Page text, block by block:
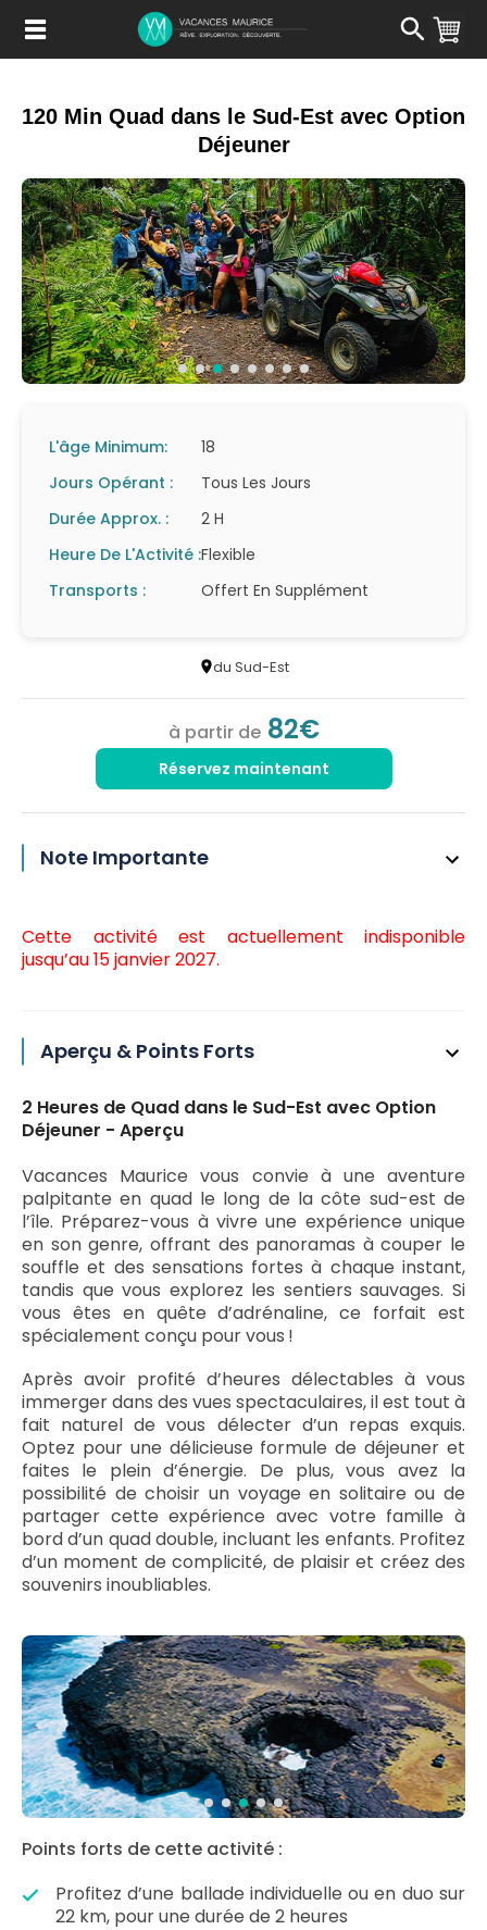
Contenu
120 Min Quad dans le Sud-Est avec Option
Déjeuner
L'âge Minimum:
18
Jours Opérant :
Tous Les Jours
Durée Approx. :
2 H
Heure De L'Activité :Flexible
Transports :
Offert En Supplément
du Sud-Est
à partir de 82€
Réservez maintenant
Note Importante
Cette activité est actuellement indisponible
jusqu’au 15 janvier 2027.
Aperçu & Points Forts
2 Heures de Quad dans le Sud-Est avec Option
Déjeuner - Aperçu
Vacances Maurice vous convie à une aventure
palpitante en quad le long de la côte sud-est de
l’île. Préparez-vous à vivre une expérience unique
en son genre, offrant des panoramas à couper le
souffle et des sensations fortes à chaque instant,
tandis que vous explorez les sentiers sauvages. Si
vous êtes en quête d’adrénaline, ce forfait est
spécialement conçu pour vous !
Après avoir profité d’heures délectables à vous
immerger dans des vues spectaculaires, il est tout à
fait naturel de vous délecter d’un repas exquis.
Optez pour une délicieuse formule de déjeuner et
faites le plein d’énergie. De plus, vous avez la
possibilité de choisir un voyage en solitaire ou de
partager cette expérience avec votre famille à
bord d’un quad double, incluant les enfants. Profitez
d’un moment de complicité, de plaisir et créez des
souvenirs inoubliables.
Points forts de cette activité :
Profitez d’une ballade individuelle ou en duo sur
22 km, pour une durée de 2 heures